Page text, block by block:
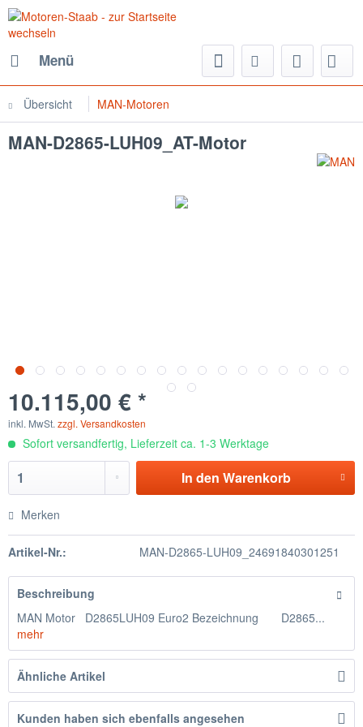
Menü
Übersicht MAN-Motoren
MAN-D2865-LUH09_AT-Motor
10.115,00 € *
inkl. MwSt. zzgl. Versandkosten
Sofort versandfertig, Lieferzeit ca. 1-3 Werktage
In den Warenkorb
Merken
Artikel-Nr.: MAN-D2865-LUH09_24691840301251
Beschreibung
MAN Motor D2865LUH09 Euro2 Bezeichnung D2865...
mehr
Ähnliche Artikel
Kunden haben sich ebenfalls angesehen